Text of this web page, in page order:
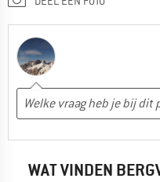
WAT VINDEN